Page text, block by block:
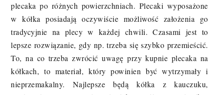
plecaka po różnych powierzchniach. Plecaki wyposażone
w kółka posiadają oczywiście możliwość założenia go
tradycyjnie na plecy w każdej chwili. Czasami jest to
lepsze rozwiązanie, gdy np. trzeba się szybko przemieścić.
To, na co trzeba zwrócić uwagę przy kupnie plecaka na
kółkach, to materiał, który powinien być wytrzymały i
nieprzemakalny. Najlepsze będą kółka z kauczuku,